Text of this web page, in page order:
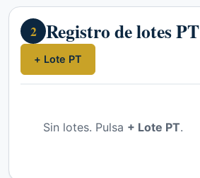
2 Registro de lotes PT
+ Lote PT
Sin lotes. Pulsa + Lote PT.